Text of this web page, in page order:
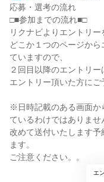
応募・選考の流れ
□■参加までの流れ■□
リクナビよりエントリー
どこか１つのページか
ていますので、
２回目以降のエントリー
エントリー頂いた方にご
※日時記載のある画面か
ているわけではありませ
改めて送付いたします予
ます。
ご注意ください。。
エ